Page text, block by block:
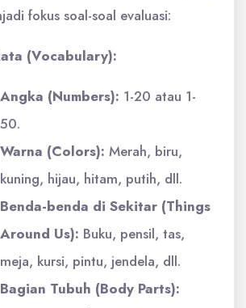
fokus soal-soal evaluasi:
(Vocabulary):
Angka (Numbers): 1-20 atau 1-
50.
Warna (Colors): Merah, biru,
kuning, hijau, hitam, putih, dll.
Benda-benda di Sekitar (Things
Around Us): Buku, pensil, tas,
meja, kursi, pintu, jendela, dll.
Bagian Tubuh (Body Parts):